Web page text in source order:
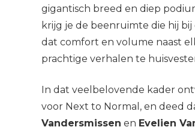
gigantisch breed en diep
krijg je de beenruimte die hij
dat comfort en volume naast
prachtige verhalen te
In dat veelbelovende kader
voor Next to Normal, en deed
Vandersmissen en Evelien